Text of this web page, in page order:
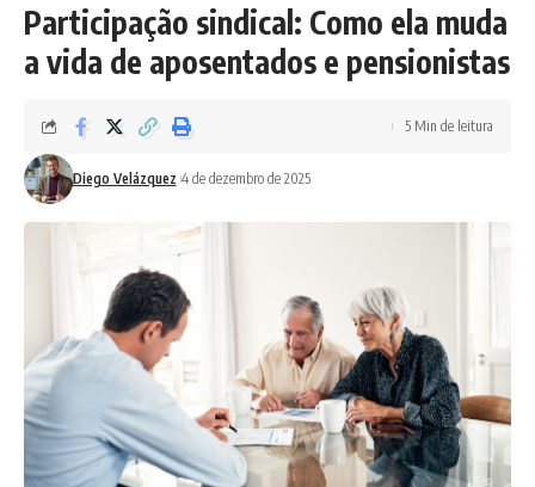
Participação sindical: Como ela muda
a vida de aposentados e pensionistas
Diego Velázquez 4 de dezembro de 2025
5 Min de leitura